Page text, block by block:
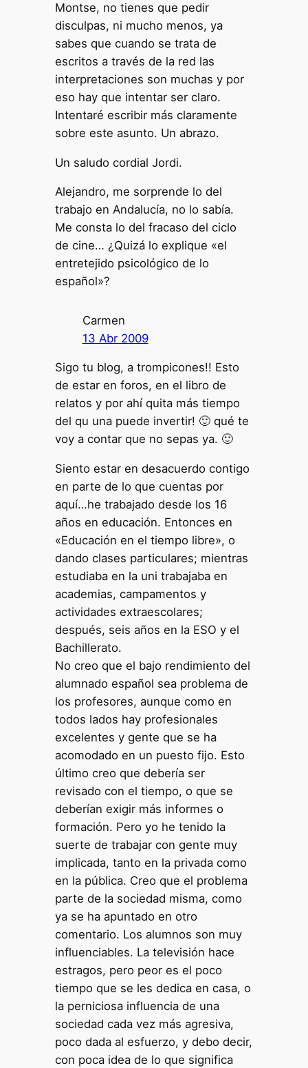
Montse, no tienes que pedir
disculpas, ni mucho menos, ya
sabes que cuando se trata de
escritos a través de la red las
interpretaciones son muchas y por
eso hay que intentar ser claro.
Intentaré escribir más claramente
sobre este asunto. Un abrazo.
Un saludo cordial Jordi.
Alejandro, me sorprende lo del
trabajo en Andalucía, no lo sabía.
Me consta lo del fracaso del ciclo
de cine… ¿Quizá lo explique «el
entretejido psicológico de lo
español»?
Carmen
13 Abr 2009
Sigo tu blog, a trompicones!! Esto
de estar en foros, en el libro de
relatos y por ahí quita más tiempo
del qu una puede invertir! 🙂 qué te
voy a contar que no sepas ya. 🙂
Siento estar en desacuerdo contigo
en parte de lo que cuentas por
aquí…he trabajado desde los 16
años en educación. Entonces en
«Educación en el tiempo libre», o
dando clases particulares; mientras
estudiaba en la uni trabajaba en
academias, campamentos y
actividades extraescolares;
después, seis años en la ESO y el
Bachillerato.
No creo que el bajo rendimiento del
alumnado español sea problema de
los profesores, aunque como en
todos lados hay profesionales
excelentes y gente que se ha
acomodado en un puesto fijo. Esto
último creo que debería ser
revisado con el tiempo, o que se
deberían exigir más informes o
formación. Pero yo he tenido la
suerte de trabajar con gente muy
implicada, tanto en la privada como
en la pública. Creo que el problema
parte de la sociedad misma, como
ya se ha apuntado en otro
comentario. Los alumnos son muy
influenciables. La televisión hace
estragos, pero peor es el poco
tiempo que se les dedica en casa, o
la perniciosa influencia de una
sociedad cada vez más agresiva,
poco dada al esfuerzo, y debo decir,
con poca idea de lo que significa